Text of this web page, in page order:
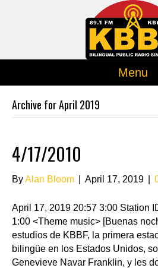
Menu
Archive for April 2019
4/17/2010
ByAlan Bloom April 17, 2019
April 17, 2019 20:57 3:00 Station
1:00 <Theme music> [Buenas
estudios de KBBF, la primera
bilingüe en los Estados Unidos,
Genevieve Navar Franklin, y les